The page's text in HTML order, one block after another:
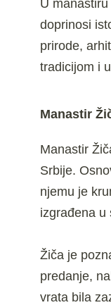
U
doprinosi
prirode,
tradicijom i
Manastir
Manastir
Srbije.
njemu je
izgrađena u
Žiča je
predanje,
vrata bila